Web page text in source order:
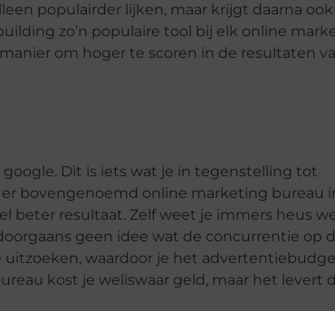
populairder lijken, maar krijgt daarna
zo’n populaire tool bij elk online
om hoger te scoren in de resultaten
Dit is iets wat je in tegenstelling tot
bovengenoemd online marketing bureau
beter resultaat. Zelf weet je immers heus
geen idee wat de concurrentie op
waardoor je het
kost je weliswaar geld, maar het levert